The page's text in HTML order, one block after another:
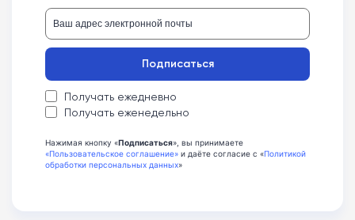
Получать ежедневно
Получать еженедельно
Подписаться
Нажимая кнопку «Подписаться», вы принимаете
«Пользовательское соглашение» и даёте согласие с «Политикой
обработки персональных данных»